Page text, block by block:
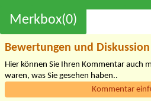
Merkbox(0)
Bewertungen und Diskussion
Hier können Sie Ihren Kommentar auch
waren, was Sie gesehen haben..
Kommentar